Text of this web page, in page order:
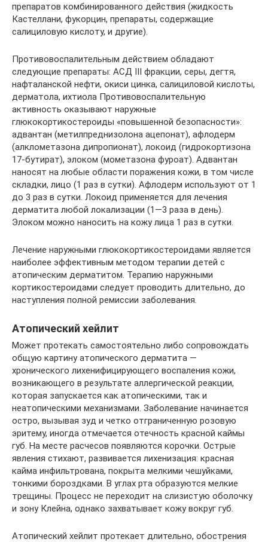
препаратов комбинированного действия (жидкость
Кастеллани, фукорцин, препараты, содержащие
салициловую кислоту, и другие).
Противовоспалительным действием обладают
следующие препараты: АСД III фракции, серы, дегтя,
нафталанской нефти, окиси цинка, салициловой кислоты,
дерматола, ихтиола Противовоспалительную
активность оказывают наружные
глюкокортикостероиды «повышенной безопасности»:
адвантан (метилпреднизолона ацепонат), афлодерм
(алклометазона дипропионат), локоид (гидрокортизона
17-бутират), элоком (мометазона фуроат). Адвантан
наносят на любые области поражения кожи, в том числе
складки, лицо (1 раз в сутки). Афлодерм используют от 1
до 3 раз в сутки. Локоид применяется для лечения
дерматита любой локализации (1—3 раза в день).
Элоком можно наносить на кожу лица 1 раз в сутки.
Лечение наружными глюкокортикостероидами является
наиболее эффективным методом терапии детей с
атопическим дерматитом. Терапию наружными
кортикостероидами следует проводить длительно, до
наступления полной ремиссии заболевания.
Атопический хейлит
Может протекать самостоятельно либо сопровождать
общую картину атопического дерматита —
хронического лихенифицирующего воспаления кожи,
возникающего в результате аллергической реакции,
которая запускается как атопическими, так и
неатопическими механизмами. Заболевание начинается
остро, вызывая зуд и четко отграниченную розовую
эритему, иногда отмечается отечность красной каймы
губ. На месте расчесов появляются корочки. Острые
явления стихают, развивается лихенизация: красная
кайма инфильтрована, покрыта мелкими чешуйками,
тонкими бороздками. В углах рта образуются мелкие
трещины. Процесс не переходит на слизистую оболочку
и зону Клейна, однако захватывает кожу вокруг губ.
Атопический хейлит протекает длительно, обострения